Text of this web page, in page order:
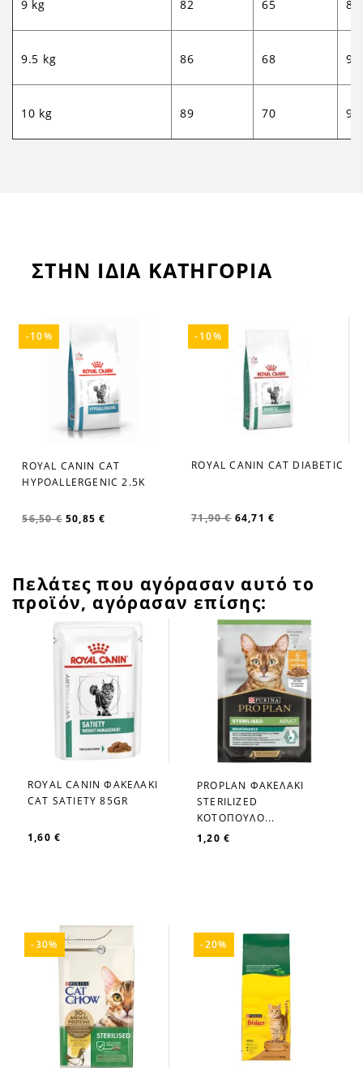
9 kg 82 65 87
9.5 kg 86 68 91
10 kg 89 70 94
ΣΤΗΝ ΙΔΙΑ ΚΑΤΗΓΟΡΙΑ
ROYAL CANIN CAT
HYPOALLERGENIC 2.5K
56,50 € 50,85 €
-10%
ROYAL CANIN CAT DIABETIC
71,90 € 64,71 €
-10%
Πελάτες που αγόρασαν αυτό το
προϊόν, αγόρασαν επίσης:
favorite_border
ROYAL CANIN ΦΑΚΕΛΑΚΙ
CAT SATIETY 85GR
1,60 €
favorite_border
PROPLAN ΦΑΚΕΛΑΚΙ
STERILIZED
ΚΟΤΟΠΟΥΛΟ...
1,20 €
-30% -20%